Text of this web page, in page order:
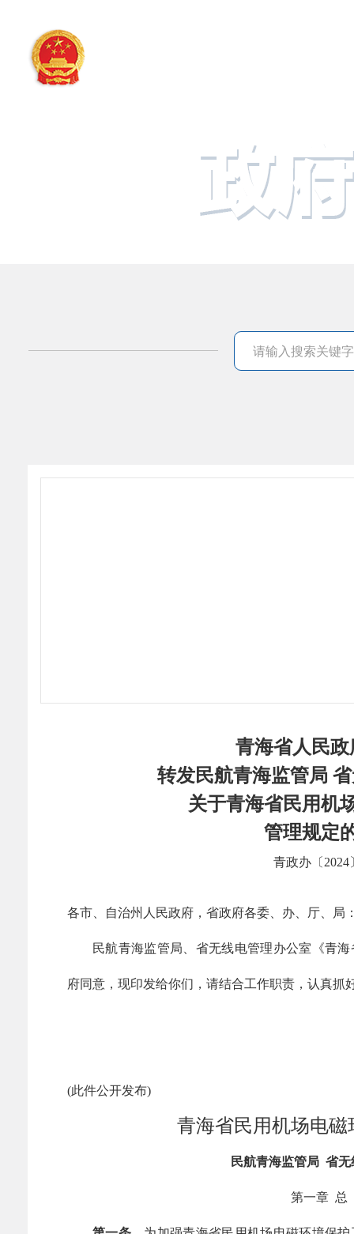
青海省人民
转发民航青海监管局
关于青海省民用机
管理规定
青政办〔2024
各市、自治州人民政府，省政府各委、办、厅、局
民航青海监管局、省无线电管理办公室《青
府同意，现印发给你们，请结合工作职责，认真抓
(此件公开发布)
青海省民用机场电
民航青海监管局 省
第一章